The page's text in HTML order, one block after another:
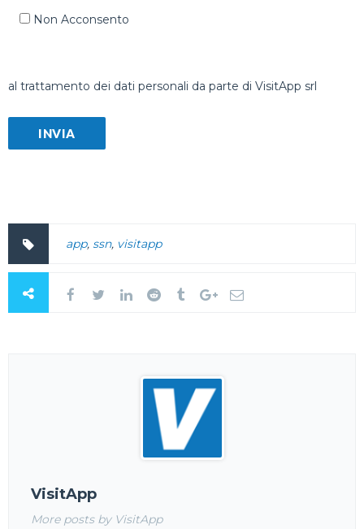
Non Acconsento
al trattamento dei dati personali da parte di VisitApp srl
app, ssn, visitapp
VisitApp
More posts by VisitApp